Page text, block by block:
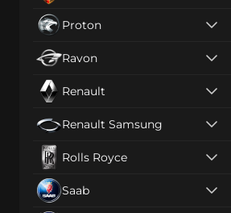
Proton
Ravon
Renault
Renault Samsung
Rolls Royce
Saab